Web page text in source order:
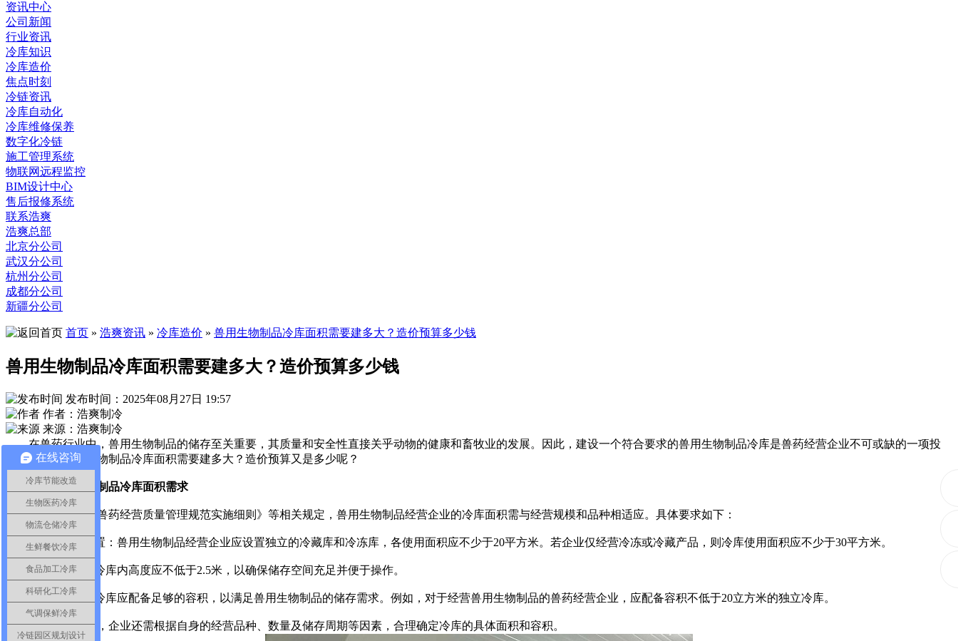
资讯中心
公司新闻
行业资讯
冷库知识
冷库造价
焦点时刻
冷链资讯
冷库自动化
冷库维修保养
数字化冷链
施工管理系统
物联网远程监控
BIM设计中心
售后报修系统
联系浩爽
浩爽总部
北京分公司
武汉分公司
杭州分公司
成都分公司
新疆分公司
首页 » 浩爽资讯 » 冷库造价 » 兽用生物制品冷库面积需要建多大？造价预算多少钱
兽用生物制品冷库面积需要建多大？造价预算多少钱
发布时间：2025年08月27日 19:57
作者：浩爽制冷
来源：浩爽制冷
在兽药行业中，兽用生物制品的储存至关重要，其质量和安全性直接关乎动物的健康和畜牧业的发展。因此，建设一个符合要求的兽用生物制品冷库是兽药经营企业不可或缺的一项投
资。那么，兽用生物制品冷库面积需要建多大？造价预算又是多少呢？
一、兽用生物制品冷库面积需求
根据《上海市兽药经营质量管理规范实施细则》等相关规定，兽用生物制品经营企业的冷库面积需与经营规模和品种相适应。具体要求如下：
1.经营专区设置：兽用生物制品经营企业应设置独立的冷藏库和冷冻库，各使用面积应不少于20平方米。若企业仅经营冷冻或冷藏产品，则冷库使用面积应不少于30平方米。
2.高度要求：冷库内高度应不低于2.5米，以确保储存空间充足并便于操作。
3.容量需求：冷库应配备足够的容积，以满足兽用生物制品的储存需求。例如，对于经营兽用生物制品的兽药经营企业，应配备容积不低于20立方米的独立冷库。
在实际操作中，企业还需根据自身的经营品种、数量及储存周期等因素，合理确定冷库的具体面积和容积。
在线咨询
冷库节能改造
生物医药冷库
物流仓储冷库
生鲜餐饮冷库
食品加工冷库
科研化工冷库
气调保鲜冷库
冷链园区规划设计